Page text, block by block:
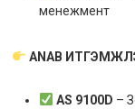
менежмент
ANAB
AS 9100D –